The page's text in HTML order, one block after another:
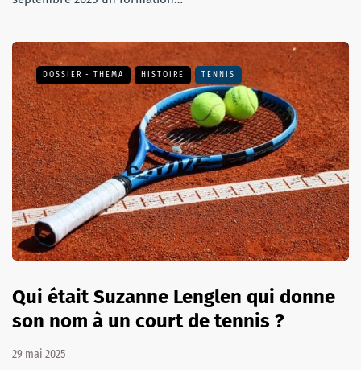
DOSSIER - THEMA HISTOIRE TENNIS
Qui était Suzanne Lenglen qui donne
son nom à un court de tennis ?
29 mai 2025